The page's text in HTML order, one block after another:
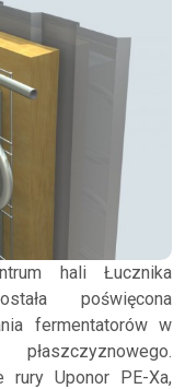
hali Łucznika
poświęcona
fermentatorów w
Uponor PE-Xa,